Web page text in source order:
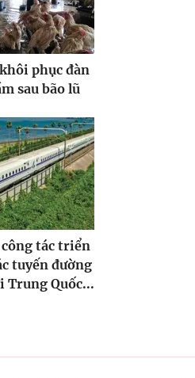
phục đàn
sau bão lũ
tác triển
tuyến đường
Trung Quốc...